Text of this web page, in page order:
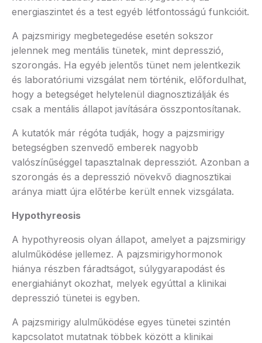
energiaszintet és a test egyéb létfontosságú funkcióit.
A pajzsmirigy megbetegedése esetén sokszor
jelennek meg mentális tünetek, mint depresszió,
szorongás. Ha egyéb jelentős tünet nem jelentkezik
és laboratóriumi vizsgálat nem történik, előfordulhat,
hogy a betegséget helytelenül diagnosztizálják és
csak a mentális állapot javítására összpontosítanak.
A kutatók már régóta tudják, hogy a pajzsmirigy
betegségben szenvedő emberek nagyobb
valószínűséggel tapasztalnak depressziót. Azonban a
szorongás és a depresszió növekvő diagnosztikai
aránya miatt újra előtérbe került ennek vizsgálata.
Hypothyreosis
A hypothyreosis olyan állapot, amelyet a pajzsmirigy
alulműködése jellemez. A pajzsmirigyhormonok
hiánya részben fáradtságot, súlygyarapodást és
energiahiányt okozhat, melyek egyúttal a klinikai
depresszió tünetei is egyben.
A pajzsmirigy alulműködése egyes tünetei szintén
kapcsolatot mutatnak többek között a klinikai